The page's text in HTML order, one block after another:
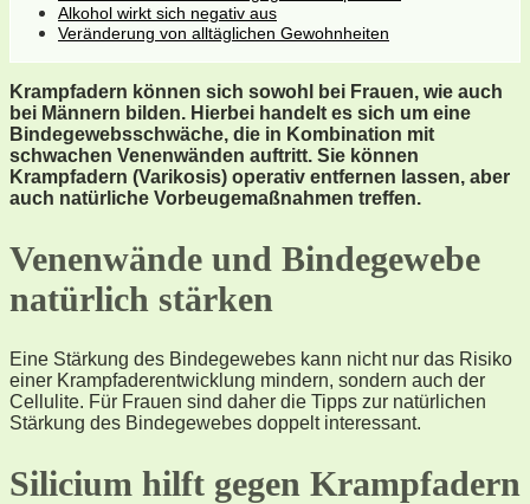
Alkohol wirkt sich negativ aus
Veränderung von alltäglichen Gewohnheiten
Krampfadern können sich sowohl bei Frauen, wie auch
bei Männern bilden. Hierbei handelt es sich um eine
Bindegewebsschwäche, die in Kombination mit
schwachen Venenwänden auftritt. Sie können
Krampfadern (Varikosis) operativ entfernen lassen, aber
auch natürliche Vorbeugemaßnahmen treffen.
Venenwände und Bindegewebe
natürlich stärken
Eine Stärkung des Bindegewebes kann nicht nur das Risiko
einer Krampfaderentwicklung mindern, sondern auch der
Cellulite. Für Frauen sind daher die Tipps zur natürlichen
Stärkung des Bindegewebes doppelt interessant.
Silicium hilft gegen Krampfadern